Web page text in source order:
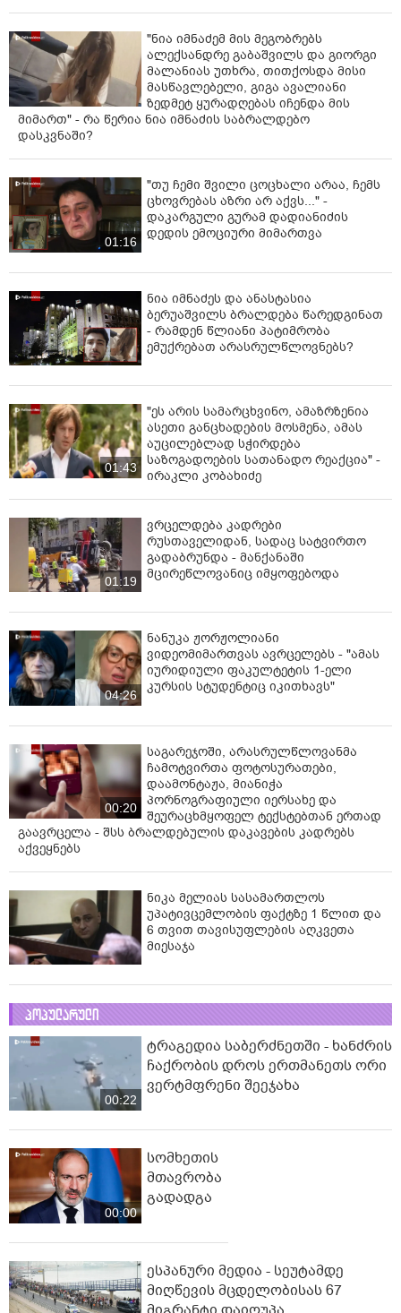
"ნია იმნაძემ მის მეგობრებს
ალექსანდრე გაბაშვილს და გიორგი
მალანიას უთხრა, თითქოსდა მისი
მასწავლებელი, გიგა ავალიანი
ზედმეტ ყურადღებას იჩენდა მის
მიმართ" - რა წერია ნია იმნაძის საბრალდებო
დასკვნაში?
01:16
"თუ ჩემი შვილი ცოცხალი არაა, ჩემს
ცხოვრებას აზრი არ აქვს..." -
დაკარგული გურამ დადიანიძის
დედის ემოციური მიმართვა
ნია იმნაძეს და ანასტასია
ბერუაშვილს ბრალდება წარედგინათ
- რამდენ წლიანი პატიმრობა
ემუქრებათ არასრულწლოვნებს?
01:43
"ეს არის სამარცხვინო, ამაზრზენია
ასეთი განცხადების მოსმენა, ამას
აუცილებლად სჭირდება
საზოგადოების სათანადო რეაქცია" -
ირაკლი კობახიძე
01:19
ვრცელდება კადრები
რუსთაველიდან, სადაც სატვირთო
გადაბრუნდა - მანქანაში
მცირეწლოვანიც იმყოფებოდა
04:26
ნანუკა ჟორჟოლიანი
ვიდეომიმართვას ავრცელებს - "ამას
იურიდიული ფაკულტეტის 1-ელი
კურსის სტუდენტიც იკითხავს"
00:20
საგარეჯოში, არასრულწლოვანმა
ჩამოტვირთა ფოტოსურათები,
დაამონტაჟა, მიანიჭა
პორნოგრაფიული იერსახე და
შეურაცხმყოფელ ტექსტებთან ერთად
გაავრცელა - შსს ბრალდებულის დაკავების კადრებს
აქვეყნებს
ნიკა მელიას სასამართლოს
უპატივცემლობის ფაქტზე 1 წლით და
6 თვით თავისუფლების აღკვეთა
მიესაჯა
პოპულარული
00:22
ტრაგედია საბერძნეთში - ხანძრის
ჩაქრობის დროს ერთმანეთს ორი
ვერტმფრენი შეეჯახა
00:00
სომხეთის
მთავრობა
გადადგა
ესპანური მედია - სეუტამდე
მიღწევის მცდელობისას 67